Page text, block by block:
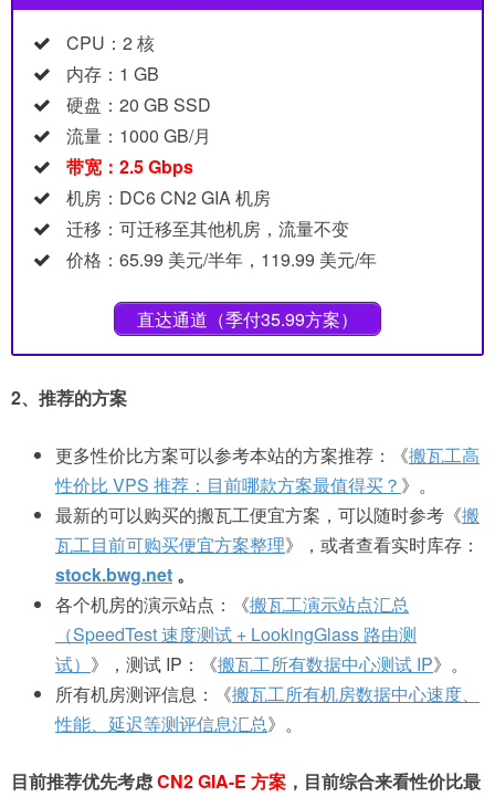
CPU：2 核
内存：1 GB
硬盘：20 GB SSD
流量：1000 GB/月
带宽：2.5 Gbps
机房：DC6 CN2 GIA 机房
迁移：可迁移至其他机房，流量不变
价格：65.99 美元/半年，119.99 美元/年
直达通道（季付35.99方案）
2、推荐的方案
更多性价比方案可以参考本站的方案推荐：《搬瓦工高
性价比 VPS 推荐：目前哪款方案最值得买？ 》。
最新的可以购买的搬瓦工便宜方案，可以随时参考《搬
瓦工目前可购买便宜方案整理》，或者查看实时库存：
stock.bwg.net 。
各个机房的演示站点：《搬瓦工演示站点汇总
（SpeedTest 速度测试 + LookingGlass 路由测
试） 》，测试 IP：《搬瓦工所有数据中心测试 IP》。
所有机房测评信息：《搬瓦工所有机房数据中心速度、
性能、延迟等测评信息汇总》。
目前推荐优先考虑CN2 GIA-E 方案 ，目前综合来看性价比最